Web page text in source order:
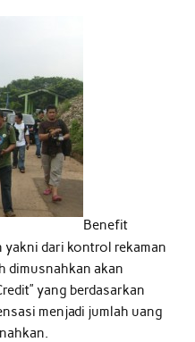
Benefit
yakni dari kontrol rekaman
dimusnahkan akan
yang berdasarkan
menjadi jumlah uang